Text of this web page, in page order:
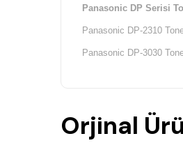
Panasonic DP Serisi
Panasonic DP-2310
Panasonic DP-3030
Orjinal